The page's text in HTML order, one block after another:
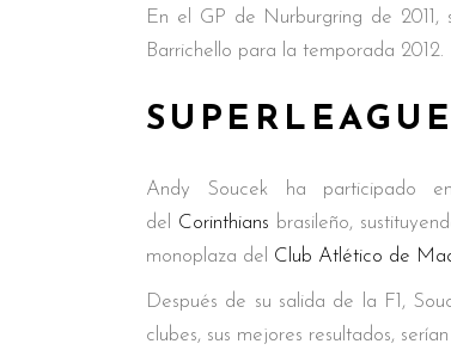
En el GP de Nurburgring de
Barrichello para la temporada 2012.
Andy Soucek ha participado
del Corinthians brasileño,
monoplaza del Club Atlético de
Después de su salida de la F1,
clubes, sus mejores resultados,